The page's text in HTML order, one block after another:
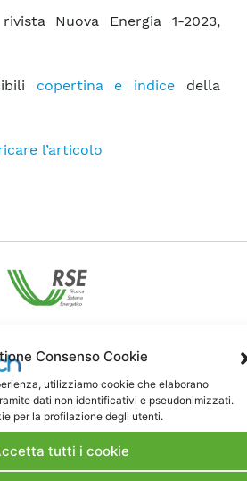
Consenso Cookie
utilizziamo cookie che elaborano
dati non identificativi e pseudonimizzati.
per la profilazione degli utenti.
tutti i cookie
Nuova Energia 1-2023,
copertina e indice della
l’articolo
Note Legali
Dove siamo